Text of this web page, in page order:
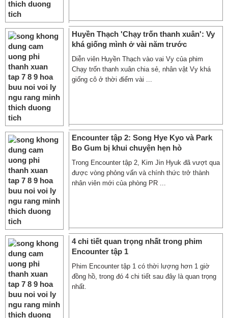
Huyền Thạch 'Chạy trốn thanh xuân': Vy
khá giống mình ở vài năm trước
Diễn viên Huyền Thạch vào vai Vy của phim
Chạy trốn thanh xuân chia sẻ, nhân vật Vy khá
giống cô ở thời điểm vài ...
Encounter tập 2: Song Hye Kyo và Park
Bo Gum bị khui chuyện hẹn hò
Trong Encounter tập 2, Kim Jin Hyuk đã vượt qua
được vòng phỏng vấn và chính thức trở thành
nhân viên mới của phòng PR ...
4 chi tiết quan trọng nhất trong phim
Encounter tập 1
Phim Encounter tập 1 có thời lượng hơn 1 giờ
đồng hồ, trong đó 4 chi tiết sau đây là quan trọng
nhất.